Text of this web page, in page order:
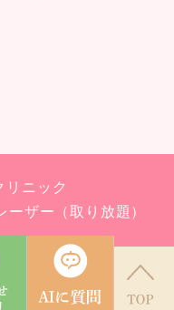
ニック
ザー（取り放題）